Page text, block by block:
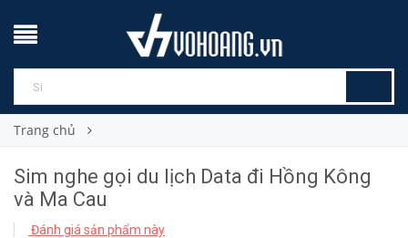
Trang chủ
Sim nghe gọi du lịch Data đi Hồng Kông
và Ma Cau
Đánh giá sản phẩm này